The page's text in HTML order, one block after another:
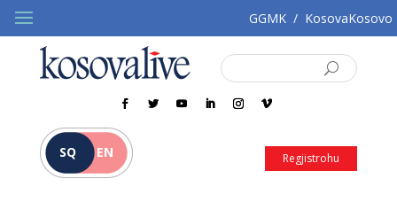
GGMK / KosovaKosovo
SQ EN Regjistrohu